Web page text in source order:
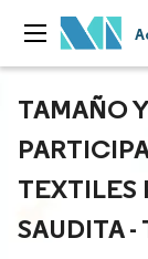
TAMAÑO
TEXTILES
SAUDITA